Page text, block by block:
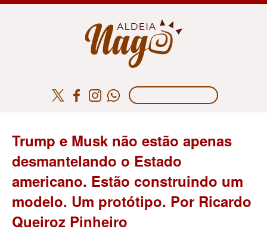
Trump e Musk não estão apenas
desmantelando o Estado
americano. Estão construindo um
modelo. Um protótipo. Por Ricardo
Queiroz Pinheiro